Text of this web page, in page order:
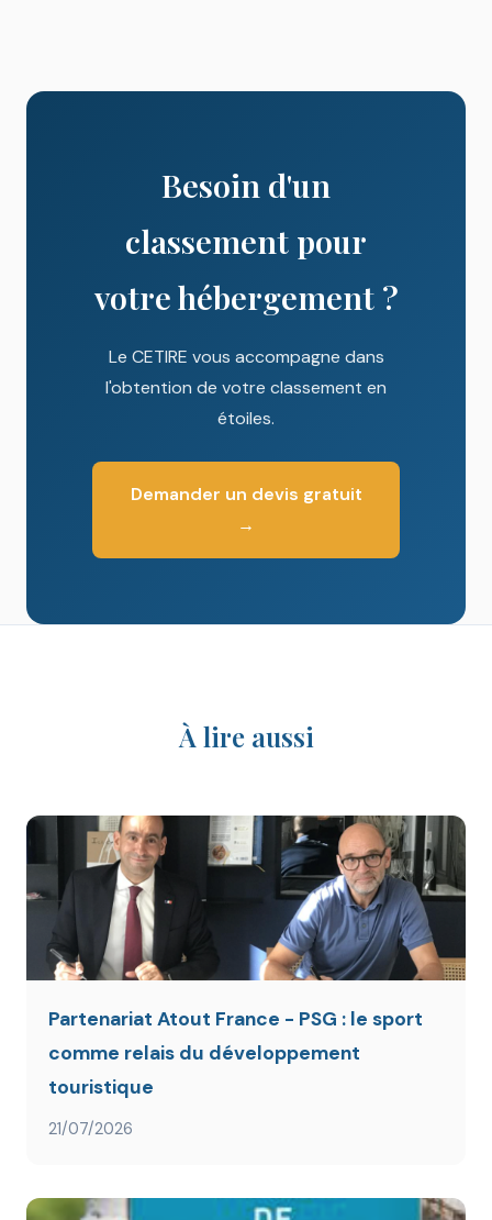
Besoin d'un
classement pour
votre hébergement ?
Le CETIRE vous accompagne dans
l'obtention de votre classement en
étoiles.
Demander un devis gratuit
→
À lire aussi
Partenariat Atout France - PSG : le sport
comme relais du développement
touristique
21/07/2026